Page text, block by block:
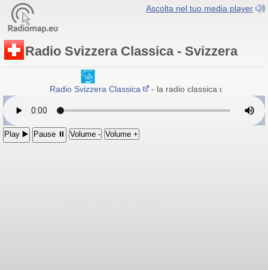
Ascolta nel tuo media player
Radio Svizzera Classica - Svizzera
Radio Svizzera Classica - la radio classica che vi rilassa
Play ▶️ Pause ⏸ Volume - Volume +